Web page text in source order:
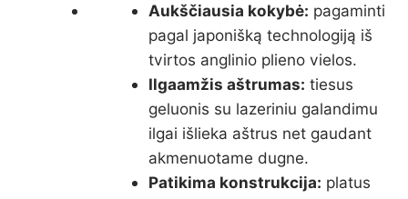
Aukščiausia kokybė: pagaminti
pagal japonišką technologiją iš
tvirtos anglinio plieno vielos.
Ilgaamžis aštrumas: tiesus
geluonis su lazeriniu galandimu
ilgai išlieka aštrus net gaudant
akmenuotame dugne.
Patikima konstrukcija: platus